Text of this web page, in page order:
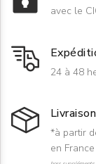
avec le
24 à 48
*à partir
en France